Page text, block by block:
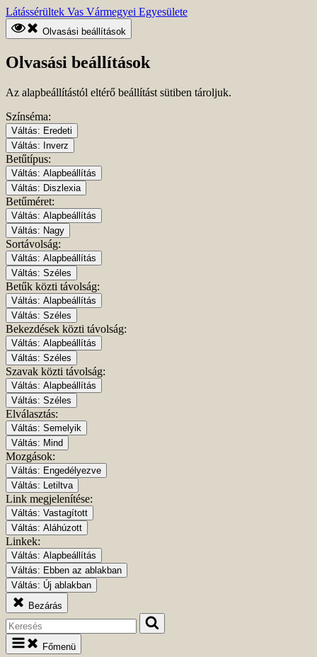
Ugrás
a
fő
tartalomhoz
Kezdőlapra
ugrás
Látássérültek Vas Vármegyei Egyesülete
Olvasási beállítások
Olvasási beállítások
Az alapbeállítástól eltérő beállítást sütiben tároljuk.
Színséma:
Váltás: Eredeti
Váltás: Inverz
Betűtípus:
Váltás: Alapbeállítás
Váltás: Diszlexia
Betűméret:
Váltás: Alapbeállítás
Váltás: Nagy
Sortávolság:
Váltás: Alapbeállítás
Váltás: Széles
Betűk közti távolság:
Váltás: Alapbeállítás
Váltás: Széles
Bekezdések közti távolság:
Váltás: Alapbeállítás
Váltás: Széles
Szavak közti távolság:
Váltás: Alapbeállítás
Váltás: Széles
Elválasztás:
Váltás: Semelyik
Váltás: Mind
Mozgások:
Váltás: Engedélyezve
Váltás:
Letiltva
Link megjelenítése:
Váltás: Vastagított
Váltás: Aláhúzott
Linkek:
Váltás: Alapbeállítás
Váltás: Ebben az ablakban
Váltás: Új ablakban
Bezárás
Keresés
Főmenü